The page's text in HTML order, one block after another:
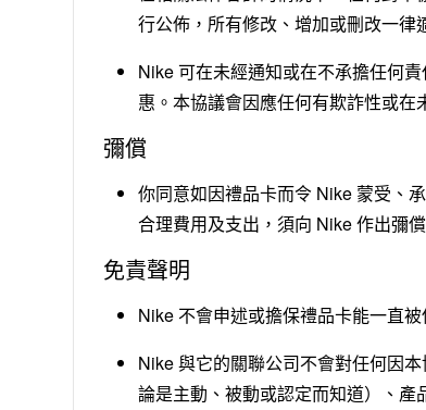
行公佈，所有修改、增加或刪改一律
Nike 可在未經通知或在不承擔任何
惠。本協議會因應任何有欺詐性或在
彌償
你同意如因禮品卡而令 Nike 蒙受、
合理費用及支出，須向 Nike 作出彌
免責聲明
Nike 不會申述或擔保禮品卡能一直被
Nike 與它的關聯公司不會對任何因
論是主動、被動或認定而知道）、